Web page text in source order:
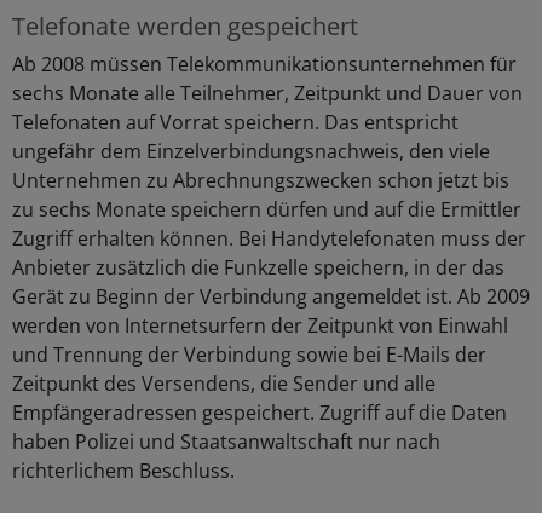
Telefonate werden gespeichert
Ab 2008 müssen Telekommunikationsunternehmen für
sechs Monate alle Teilnehmer, Zeitpunkt und Dauer von
Telefonaten auf Vorrat speichern. Das entspricht
ungefähr dem Einzelverbindungsnachweis, den viele
Unternehmen zu Abrechnungszwecken schon jetzt bis
zu sechs Monate speichern dürfen und auf die Ermittler
Zugriff erhalten können. Bei Handytelefonaten muss der
Anbieter zusätzlich die Funkzelle speichern, in der das
Gerät zu Beginn der Verbindung angemeldet ist. Ab 2009
werden von Internetsurfern der Zeitpunkt von Einwahl
und Trennung der Verbindung sowie bei E-Mails der
Zeitpunkt des Versendens, die Sender und alle
Empfängeradressen gespeichert. Zugriff auf die Daten
haben Polizei und Staatsanwaltschaft nur nach
richterlichem Beschluss.